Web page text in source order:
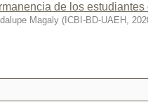
de los
Magaly ( ICBI-BD-UAEH ,